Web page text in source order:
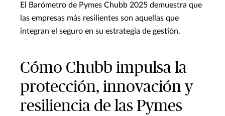
El Barómetro de Pymes Chubb 2025 demuestra que
las empresas más resilientes son aquellas que
integran el seguro en su estrategia de gestión.
Cómo Chubb impulsa la
protección, innovación y
resiliencia de las Pymes